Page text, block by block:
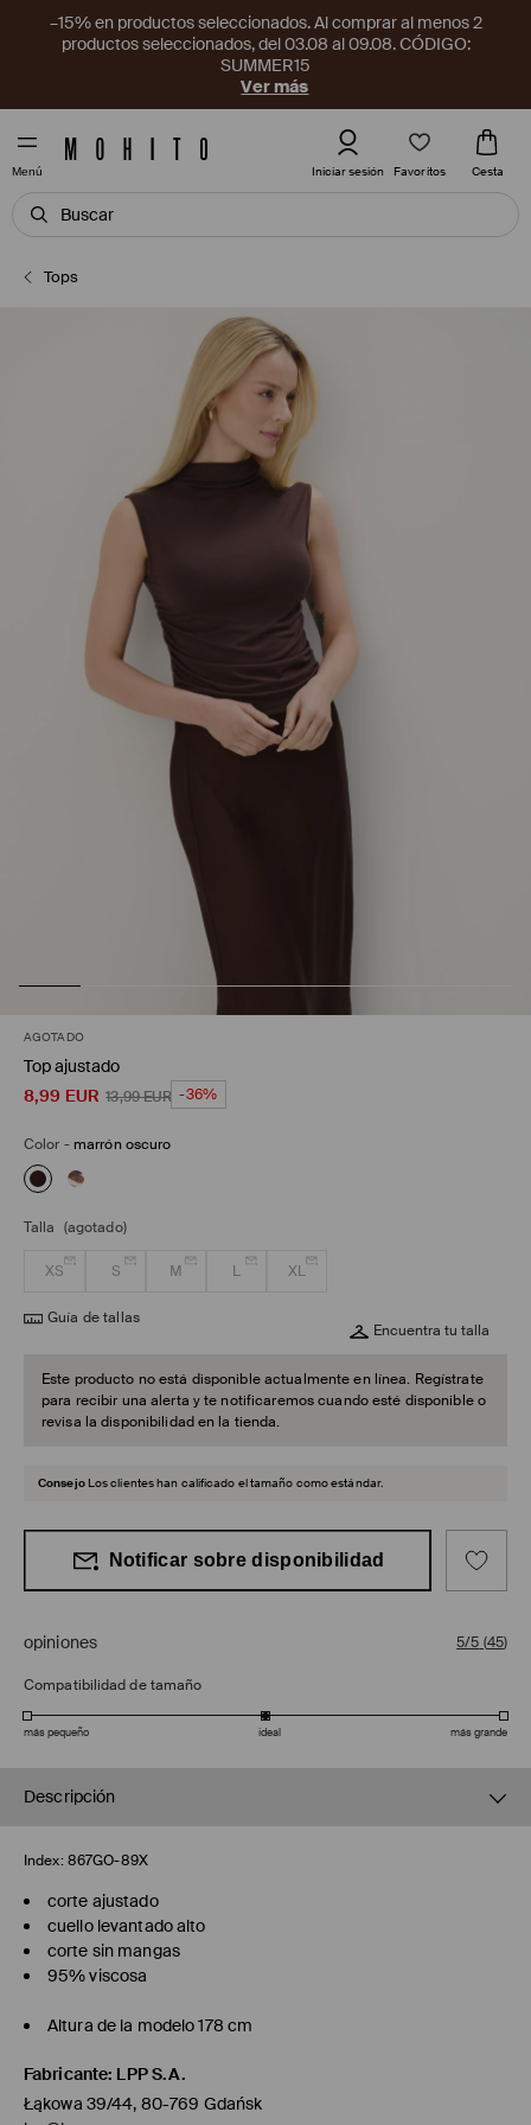
–15% en productos seleccionados. Al comprar al menos 2
productos seleccionados, del 03.08 al 09.08. CÓDIGO:
SUMMER15
Ver más
Menú Iniciar sesión Favoritos Cesta
Tops
AGOTADO
Top ajustado
8,99 EUR 13,99EUR -36%
Color - marrón oscuro
Talla (agotado)
XS S M L XL
Guía de tallas
Encuentra tu talla
Este producto no está disponible actualmente en línea. Regístrate
para recibir una alerta y te notificaremos cuando esté disponible o
revisa la disponibilidad en la tienda.
Consejo Los clientes han calificado el tamaño como estándar.
Notificar sobre disponibilidad
opiniones 5/5 (45)
Compatibilidad de tamaño
más pequeño ideal más grande
Descripción
Index: 867GO-89X
corte ajustado
cuello levantado alto
corte sin mangas
95% viscosa
Altura de la modelo 178 cm
Fabricante: LPP S.A.
Łąkowa 39/44, 80-769 Gdańsk